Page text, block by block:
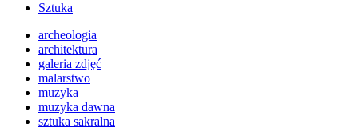
Sztuka
archeologia
architektura
galeria zdjęć
malarstwo
muzyka
muzyka dawna
sztuka sakralna